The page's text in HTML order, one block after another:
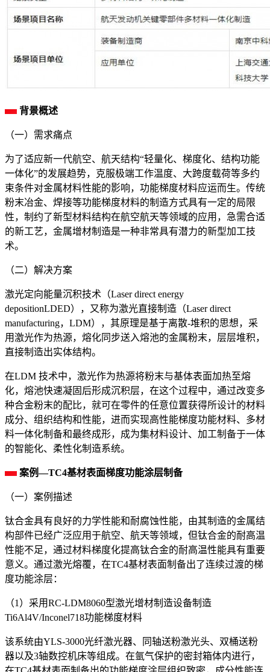
背景概述
（一）需求痛点
为了适应新一代航空、航天结构“轻量化、梯度化、结构功能
一体化”的发展趋势，克服极端工作温度、大跨度载荷等多约
束条件对金属材料性能的影响，功能梯度材料应运而生。传统
粉末冶金、焊接等功能梯度材料的制造方式具有一定的局限
性，制约了新型材料结构在航空航天等领域的应用，急需合适
的新工艺，金属增材制造是一种非常具有潜力的新型加工技
术。
（二）解决方案
激光定向能量沉积技术（Laser direct energy
depositionLDED），又称为激光直接制造（Laser direct
manufacturing，LDM），其原理是基于离散-堆积的思想，采
用激光作为热源，熔化同步送入熔池的金属粉末，层层堆积，
直接制造出实体结构。
在LDM 技术中，激光作为热源将粉末与基体表面加热至熔
化，熔池快速凝固后形成沉积层，在这个过程中，通过改变多
种合金粉末的配比，就可在零件的任意位置获得所设计的材料
成分、组织结构和性能，进而实现高性能梯度功能材料、多材
料一体化制备和最终成形，成为集材料设计、加工制备于一体
的智能化、柔性化制造系统。
案例—TC4基材表面梯度功能涂层制备
（一）案例描述
钛合金具有良好的力学性能和耐腐蚀性能，由其制造的金属结
构部件已经广泛应用于航空、航天等领域，但钛合金的耐高温
性能不足，通过材料梯度化提高钛合金的耐高温性能具有重要
意义。通过激光熔覆，在TC4基材表面制备出了连续过渡的梯
度功能涂层：
（1）采用RC-LDM8060型激光增材制造设备制造
Ti6Al4V/Inconel718功能梯度材料
该系统由YLS-3000光纤激光器、同轴送粉激光头、双桶送粉
器以及3轴数控机床等组成。在氩气保护的密封箱体内进行，